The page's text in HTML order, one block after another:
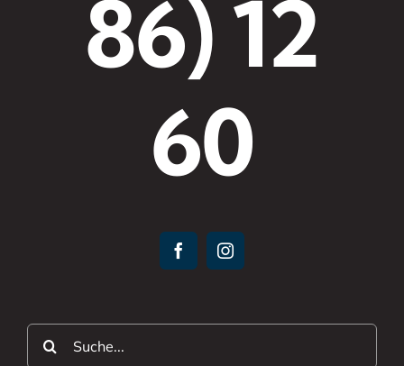
86) 12
60
Suche